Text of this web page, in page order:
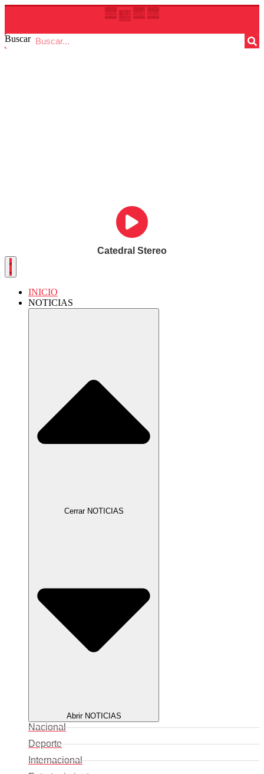
Ir
Facebook X-
twitter
InstagramWhatsapp
Buscar
Catedral Stereo
INICIO
NOTICIAS
Cerrar NOTICIAS
Abrir NOTICIAS
Nacional
Deporte
Internacional